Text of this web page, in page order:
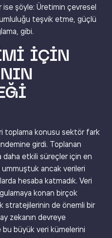
ise şöyle: Üretimin çevresel
teşvik etme, güçlü
gibi.
IÇIN
toplama konusu sektör fark
girdi. Toplanan
daha etkili süreçler için en
ummuştuk ancak verileri
hesaba katmadık. Veri
konan birçok
stratejilerinin de önemli bir
zekanın devreye
bu büyük veri kümelerini